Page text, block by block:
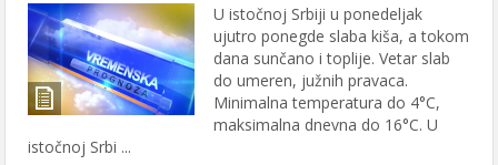
U istočnoj Srbiji u ponedeljak
ujutro ponegde slaba kiša, a tokom
dana sunčano i toplije. Vetar slab
do umeren, južnih pravaca.
Minimalna temperatura do 4°C,
maksimalna dnevna do 16°C. U
istočnoj Srbi ...